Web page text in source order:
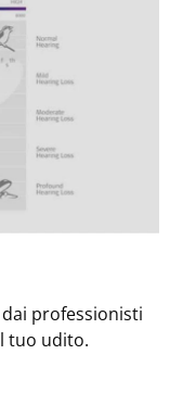
professionisti
tuo udito.